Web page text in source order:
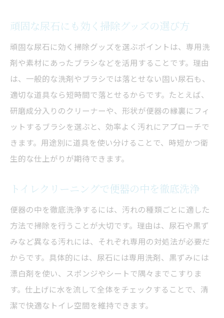
頑固な尿石にも効く掃除グッズの選び方
頑固な尿石に効く掃除グッズを選ぶポイントは、専用洗
剤や素材にあったブラシなどを活用することです。理由
は、一般的な洗剤やブラシでは落とせない固い尿石も、
適切な道具なら短時間で落とせるからです。たとえば、
研磨成分入りのクリーナーや、形状が便器の縁裏にフィ
ットするブラシを選ぶと、効率よく汚れにアプローチで
きます。用途別に道具を使い分けることで、時短かつ衛
生的な仕上がりが期待できます。
トイレクリーニングで便器の中を徹底洗浄
便器の中を徹底洗浄するには、汚れの種類ごとに適した
方法で掃除を行うことが大切です。理由は、尿石や黒ず
みなど異なる汚れには、それぞれ専用の対処法が必要だ
からです。具体的には、尿石には専用洗剤、黒ずみには
漂白剤を使い、スポンジやシートで隅々までこすりま
す。仕上げに水を流して全体をチェックすることで、清
潔で快適なトイレ空間を維持できます。